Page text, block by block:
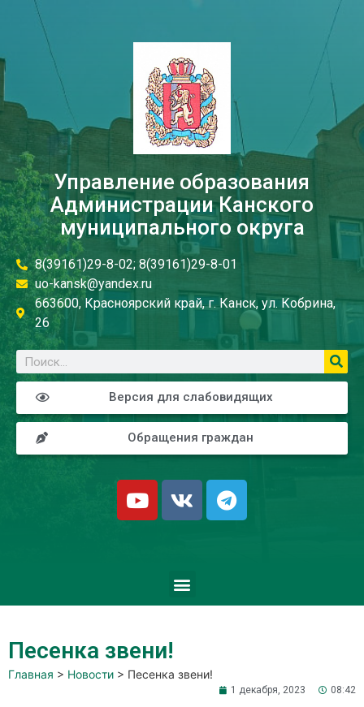
Управление образования
Администрации Канского
муниципального округа
8(39161)29-8-02; 8(39161)29-8-01
uo-kansk@yandex.ru
663600, Красноярский край, г. Канск, ул. Кобрина,
26
Версия для слабовидящих
Обращения граждан
Песенка звени!
Главная > Новости > Песенка звени!
1 декабря, 2023 08:42